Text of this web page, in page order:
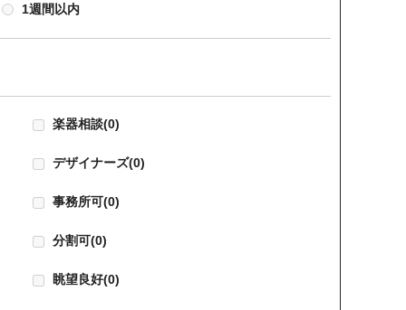
1週間以内
楽器相談(0)
デザイナーズ(0)
事務所可(0)
分割可(0)
眺望良好(0)